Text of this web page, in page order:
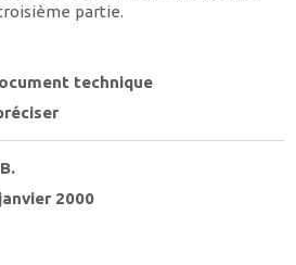
partie.
technique
2000